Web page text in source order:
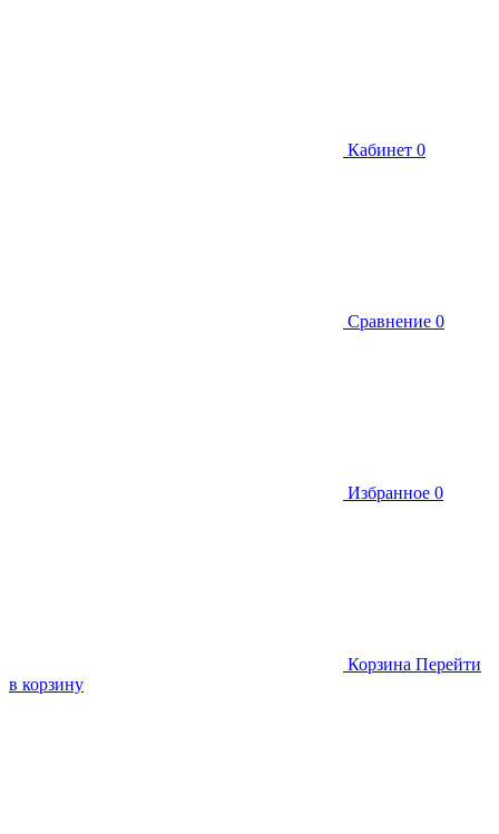
Кабинет 0
Сравнение 0
Избранное 0
Корзина Перейти
в корзину